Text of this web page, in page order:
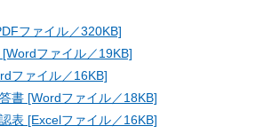
ファイル／320KB]
ファイル／19KB]
ファイル／16KB]
書 [Wordファイル／18KB]
表 [Excelファイル／16KB]